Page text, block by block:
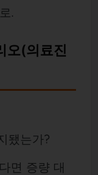
.
오(의료진
됐는가?
면 증량 대